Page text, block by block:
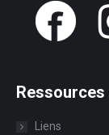
Ressources
Liens